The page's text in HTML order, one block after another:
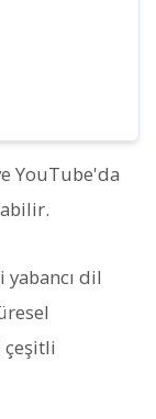
YouTube'da
yabancı dil